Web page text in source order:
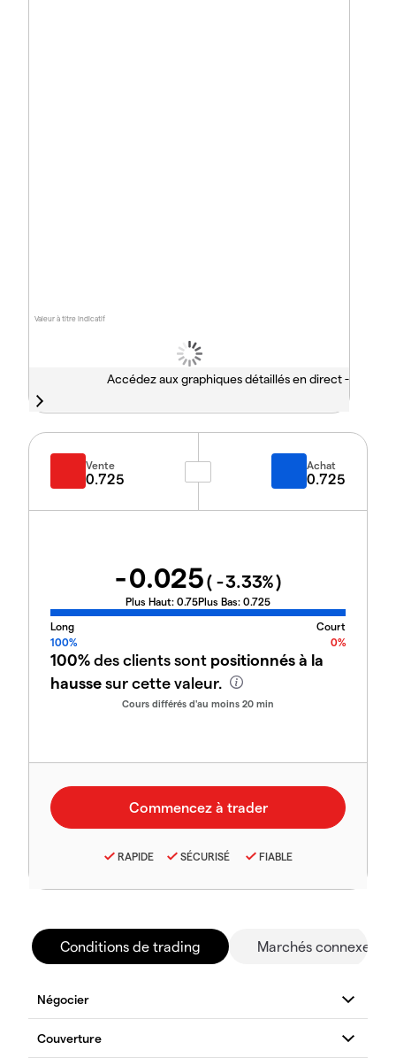
Valeur à titre indicatif
Accédez aux graphiques détaillés en direct -
Vente
0.725
Achat
0.725
-0.025( -3.33%)
Plus Haut: 0.75Plus Bas: 0.725
Long
Court
100%
0%
100%des clients sont positionnés à la
haussesur cette valeur.
Cours différés d'au moins 20 min
RAPIDE SÉCURISÉ FIABLE
Conditions de trading Marchés connexes